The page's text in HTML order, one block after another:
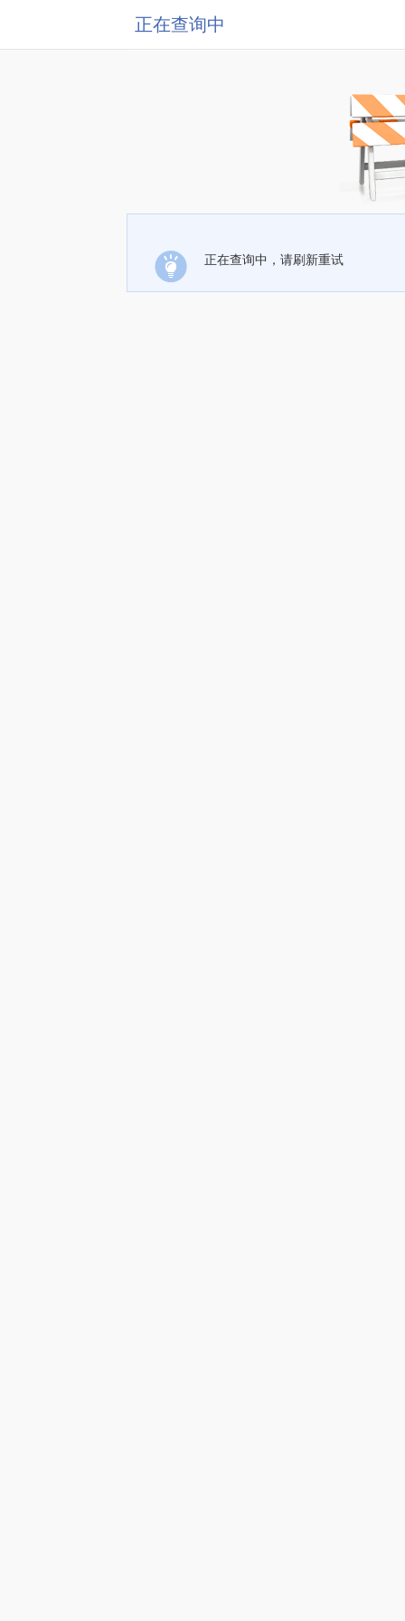
正在查询中
正在查询中，请刷新重试